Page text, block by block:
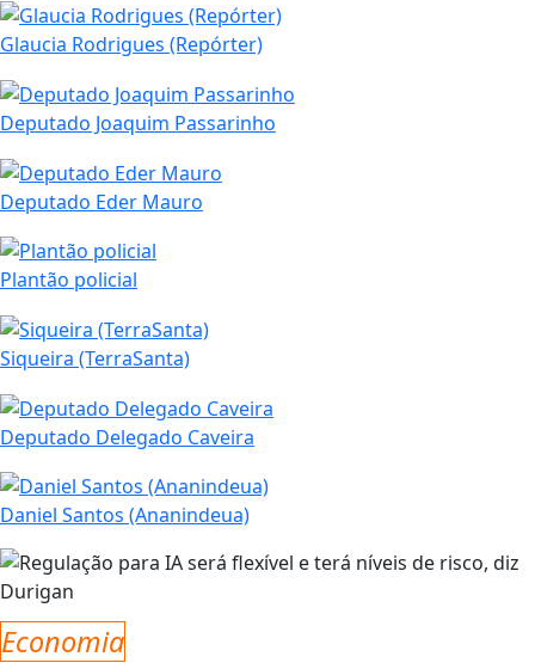
Glaucia Rodrigues (Repórter)
Deputado Joaquim Passarinho
Deputado Eder Mauro
Plantão policial
Siqueira (TerraSanta)
Deputado Delegado Caveira
Daniel Santos (Ananindeua)
Economia